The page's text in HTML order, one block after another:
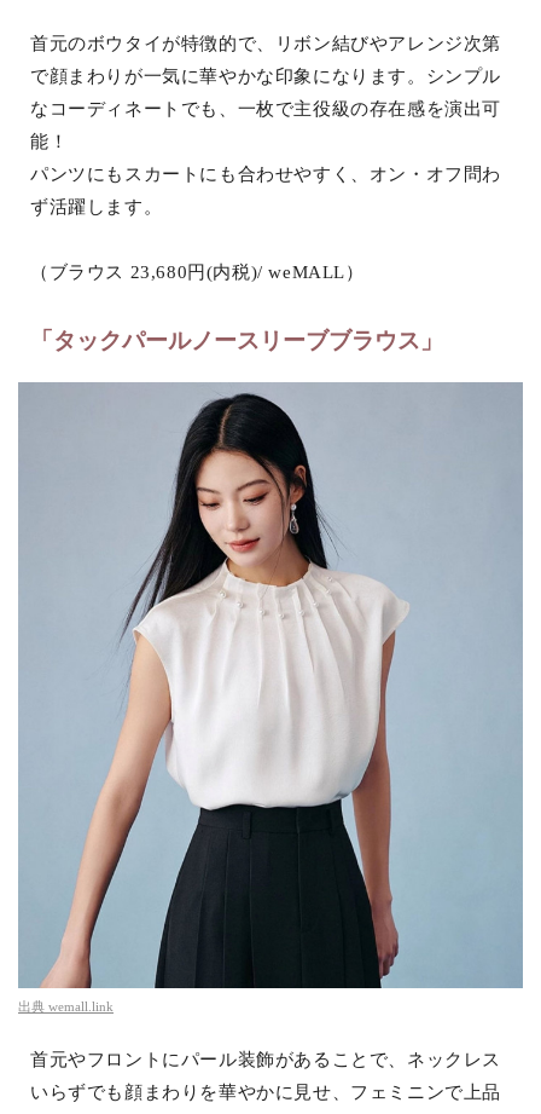
首元のボウタイが特徴的で、リボン結びやアレンジ次第
で顔まわりが一気に華やかな印象になります。シンプル
なコーディネートでも、一枚で主役級の存在感を演出可
能！
パンツにもスカートにも合わせやすく、オン・オフ問わ
ず活躍します。
（ブラウス 23,680円(内税)/ weMALL）
「タックパールノースリーブブラウス」
出典 wemall.link
首元やフロントにパール装飾があることで、ネックレス
いらずでも顔まわりを華やかに見せ、フェミニンで上品